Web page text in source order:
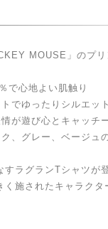
MOUSE」のプリ
で心地よい肌触り
でゆったりシルエット
が遊び心とキャッチ
、グレー、ベージュ
すラグランTシャツが
く施されたキャラク